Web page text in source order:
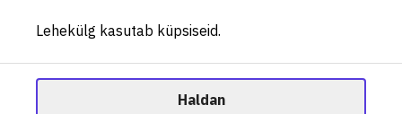
Lehekülg kasutab küpsiseid.
Haldan